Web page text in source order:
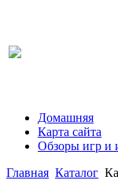
Домашняя
Карта сайта
Обзоры игр и
Главная Каталог